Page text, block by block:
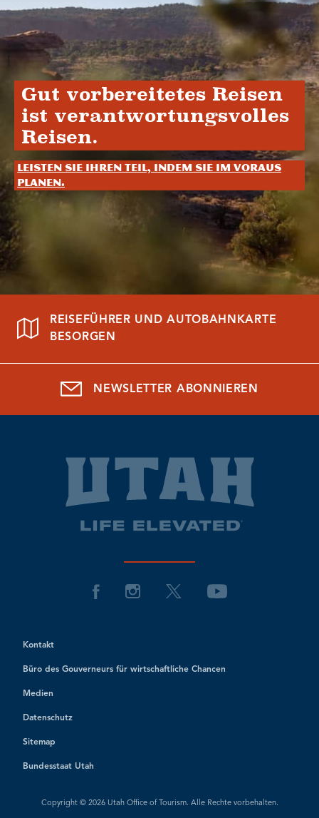
Gut vorbereitetes Reisen
ist verantwortungsvolles
Reisen.
Leisten Sie Ihren Teil, indem Sie im Voraus
planen.
REISEFÜHRER UND AUTOBAHNKARTE
BESORGEN
NEWSLETTER ABONNIEREN
Kontakt
Büro des Gouverneurs für wirtschaftliche Chancen
Medien
Datenschutz
Sitemap
Bundesstaat Utah
Copyright © 2026 Utah Office of Tourism. Alle Rechte vorbehalten.